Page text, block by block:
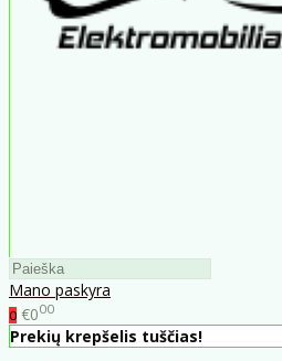
Mano paskyra
0 €000
Prekių krepšelis tuščias!